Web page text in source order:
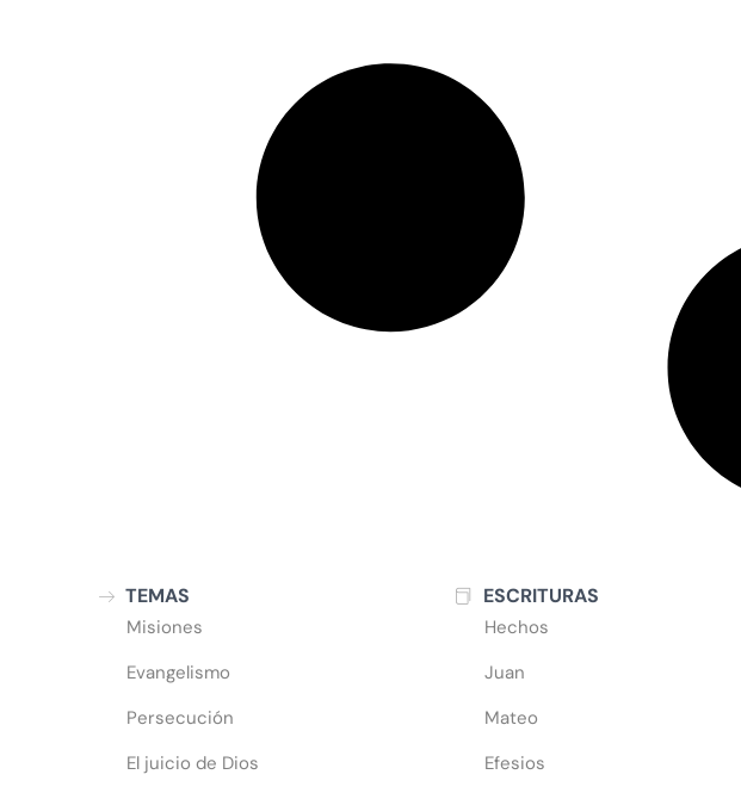
TEMAS
Misiones
Evangelismo
Persecución
El juicio de Dios
ESCRITURAS
Hechos
Juan
Mateo
Efesios